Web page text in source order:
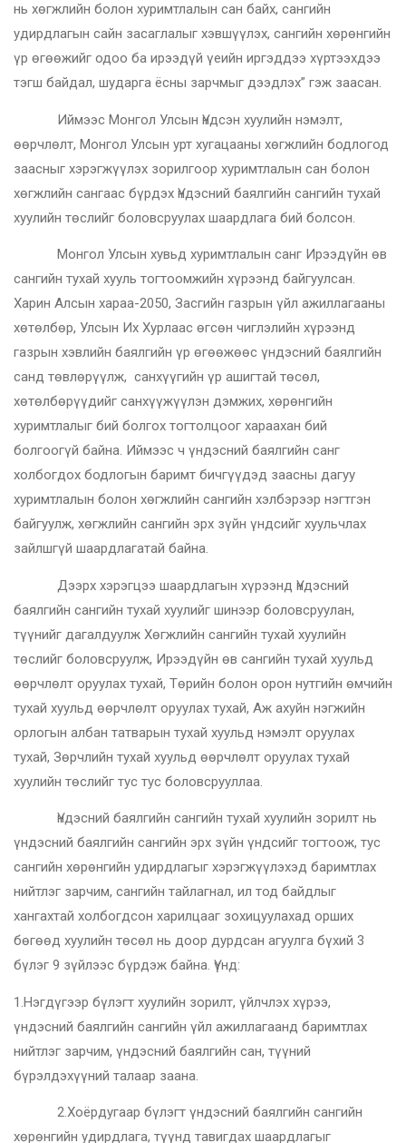
нь хөгжлийн болон хуримтлалын сан байх, сангийн
удирдлагын сайн засаглалыг хэвшүүлэх, сангийн хөрөнгийн
үр өгөөжийг одоо ба ирээдүй үеийн иргэддээ хүртээхдээ
тэгш байдал, шударга ёсны зарчмыг дээдлэх” гэж заасан.
Иймээс Монгол Улсын Үндсэн хуулийн нэмэлт,
өөрчлөлт, Монгол Улсын урт хугацааны хөгжлийн бодлогод
заасныг хэрэгжүүлэх зорилгоор хуримтлалын сан болон
хөгжлийн сангаас бүрдэх Үндэсний баялгийн сангийн тухай
хуулийн төслийг боловсруулах шаардлага бий болсон.
Монгол Улсын хувьд хуримтлалын санг Ирээдүйн өв
сангийн тухай хууль тогтоомжийн хүрээнд байгуулсан.
Харин Алсын хараа-2050, Засгийн газрын үйл ажиллагааны
хөтөлбөр, Улсын Их Хурлаас өгсөн чиглэлийн хүрээнд
газрын хэвлийн баялгийн үр өгөөжөөс үндэсний баялгийн
санд төвлөрүүлж, санхүүгийн үр ашигтай төсөл,
хөтөлбөрүүдийг санхүүжүүлэн дэмжих, хөрөнгийн
хуримтлалыг бий болгох тогтолцоог хараахан бий
болгоогүй байна. Иймээс ч үндэсний баялгийн санг
холбогдох бодлогын баримт бичгүүдэд заасны дагуу
хуримтлалын болон хөгжлийн сангийн хэлбэрээр нэгтгэн
байгуулж, хөгжлийн сангийн эрх зүйн үндсийг хуульчлах
зайлшгүй шаардлагатай байна.
Дээрх хэрэгцээ шаардлагын хүрээнд Үндэсний
баялгийн сангийн тухай хуулийг шинээр боловсруулан,
түүнийг дагалдуулж Хөгжлийн сангийн тухай хуулийн
төслийг боловсруулж, Ирээдүйн өв сангийн тухай хуульд
өөрчлөлт оруулах тухай, Төрийн болон орон нутгийн өмчийн
тухай хуульд өөрчлөлт оруулах тухай, Аж ахуйн нэгжийн
орлогын албан татварын тухай хуульд нэмэлт оруулах
тухай, Зөрчлийн тухай хуульд өөрчлөлт оруулах тухай
хуулийн төслийг тус тус боловсрууллаа.
Үндэсний баялгийн сангийн тухай хуулийн зорилт нь
үндэсний баялгийн сангийн эрх зүйн үндсийг тогтоож, тус
сангийн хөрөнгийн удирдлагыг хэрэгжүүлэхэд баримтлах
нийтлэг зарчим, сангийн тайлагнал, ил тод байдлыг
хангахтай холбогдсон харилцааг зохицуулахад орших
бөгөөд хуулийн төсөл нь доор дурдсан агуулга бүхий 3
бүлэг 9 зүйлээс бүрдэж байна. Үүнд:
1.Нэгдүгээр бүлэгт хуулийн зорилт, үйлчлэх хүрээ,
үндэсний баялгийн сангийн үйл ажиллагаанд баримтлах
нийтлэг зарчим, үндэсний баялгийн сан, түүний
бүрэлдэхүүний талаар заана.
2.Хоёрдугаар бүлэгт үндэсний баялгийн сангийн
хөрөнгийн удирдлага, түүнд тавигдах шаардлагыг